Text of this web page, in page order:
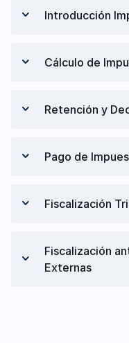
Introducción
Introducción
Trabajador
Cálculo de
Procedimiento
Retención y
Declaración y
Pago de
Fiscalización
Qué hacer
Fiscalización
Fiscalización
Externas